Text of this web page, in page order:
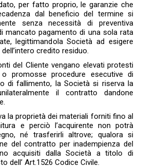
per fatto proprio, le garanzie che
dal beneficio del termine si
senza necessità di preventiva
mancato pagamento di una sola rata
legittimandola Società ad esigere
credito residuo.
del Cliente vengano elevati protesti
promosse procedure esecutive di
di fallimento, la Società si riserva la
il contratto dandone
la proprietà dei materiali forniti fino al
e perciò l’acquirente non potrà
né trasferirli altrove; qualora si
del contratto per inadempienza del
acquisiti dalla Società a titolo di
dell’ Art.1526 Codice Civile.